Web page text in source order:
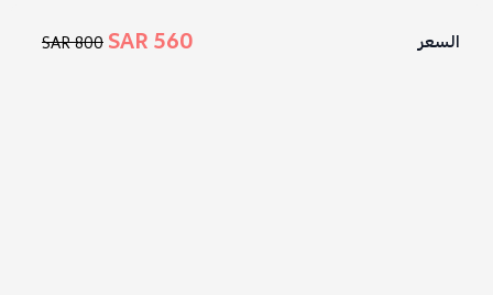
السعر 560 SAR
800 SAR